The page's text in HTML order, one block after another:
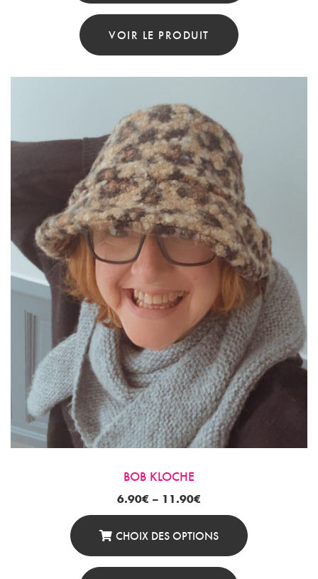
Ce
Les
Options
Peuvent
Être
Choisies
Sur
La
Du
Produit
VOIR LE PRODUIT
BOB KLOCHE
6.90€ – 11.90€
CHOIX DES OPTIONS
Ce